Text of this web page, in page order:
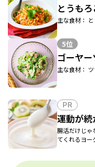
とうも
主な食材：
5位
ゴーヤ
主な食材：
PR
運動が
腸活だけじゃ
てくれるヨー